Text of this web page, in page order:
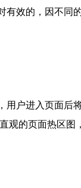
有效的，因不同
户进入页面后
观的页面热区